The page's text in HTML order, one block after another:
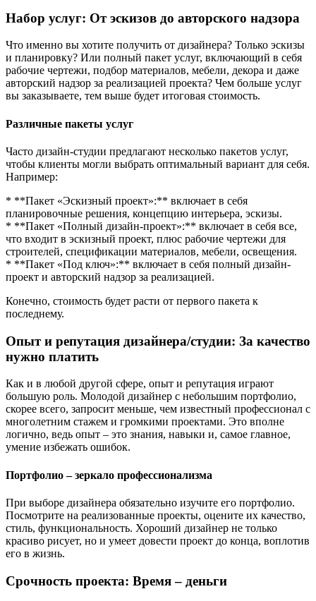
Набор услуг: От эскизов до авторского надзора
Что именно вы хотите получить от дизайнера? Только эскизы
и планировку? Или полный пакет услуг, включающий в себя
рабочие чертежи, подбор материалов, мебели, декора и даже
авторский надзор за реализацией проекта? Чем больше услуг
вы заказываете, тем выше будет итоговая стоимость.
Различные пакеты услуг
Часто дизайн-студии предлагают несколько пакетов услуг,
чтобы клиенты могли выбрать оптимальный вариант для себя.
Например:
* **Пакет «Эскизный проект»:** включает в себя
планировочные решения, концепцию интерьера, эскизы.
* **Пакет «Полный дизайн-проект»:** включает в себя все,
что входит в эскизный проект, плюс рабочие чертежи для
строителей, спецификации материалов, мебели, освещения.
* **Пакет «Под ключ»:** включает в себя полный дизайн-
проект и авторский надзор за реализацией.
Конечно, стоимость будет расти от первого пакета к
последнему.
Опыт и репутация дизайнера/студии: За качество
нужно платить
Как и в любой другой сфере, опыт и репутация играют
большую роль. Молодой дизайнер с небольшим портфолио,
скорее всего, запросит меньше, чем известный профессионал с
многолетним стажем и громкими проектами. Это вполне
логично, ведь опыт – это знания, навыки и, самое главное,
умение избежать ошибок.
Портфолио – зеркало профессионализма
При выборе дизайнера обязательно изучите его портфолио.
Посмотрите на реализованные проекты, оцените их качество,
стиль, функциональность. Хороший дизайнер не только
красиво рисует, но и умеет довести проект до конца, воплотив
его в жизнь.
Срочность проекта: Время – деньги